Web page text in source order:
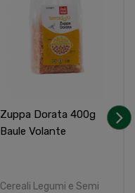
Zuppa Dorata 400g
Baule Volante
Cereali Legumi e Semi